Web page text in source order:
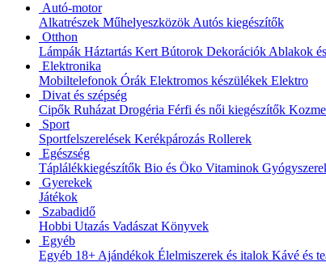
Autó-motor
Alkatrészek Műhelyeszközök Autós kiegészítők
Otthon
Lámpák Háztartás Kert Bútorok Dekorációk Ablakok
Elektronika
Mobiltelefonok Órák Elektromos készülékek Elektro
Divat és szépség
Cipők Ruházat Drogéria Férfi és női kiegészítők
Sport
Sportfelszerelések Kerékpározás Rollerek
Egészség
Táplálékkiegészítők Bio és Öko Vitaminok
Gyerekek
Játékok
Szabadidő
Hobbi Utazás Vadászat Könyvek
Egyéb
Egyéb 18+ Ajándékok Élelmiszerek és italok Kávé és